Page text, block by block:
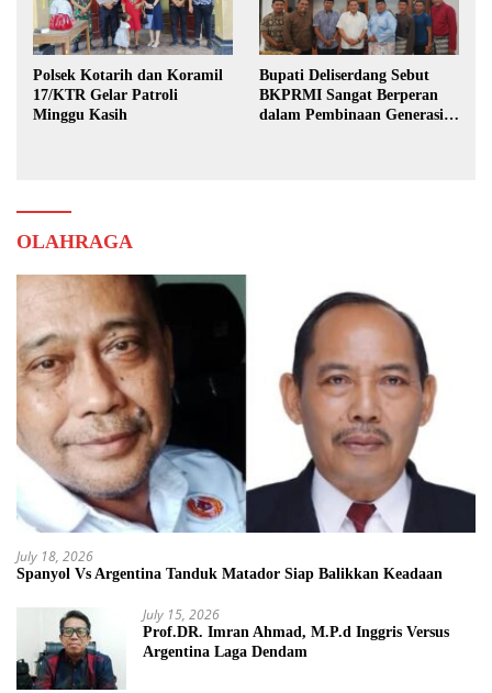
Polsek Kotarih dan Koramil
17/KTR Gelar Patroli
Minggu Kasih
Bupati Deliserdang Sebut
BKPRMI Sangat Berperan
dalam Pembinaan Generasi
OLAHRAGA
July 18, 2026
Spanyol Vs Argentina Tanduk Matador Siap Balikkan Keadaan
July 15, 2026
Prof.DR. Imran Ahmad, M.P.d Inggris Versus
Argentina Laga Dendam